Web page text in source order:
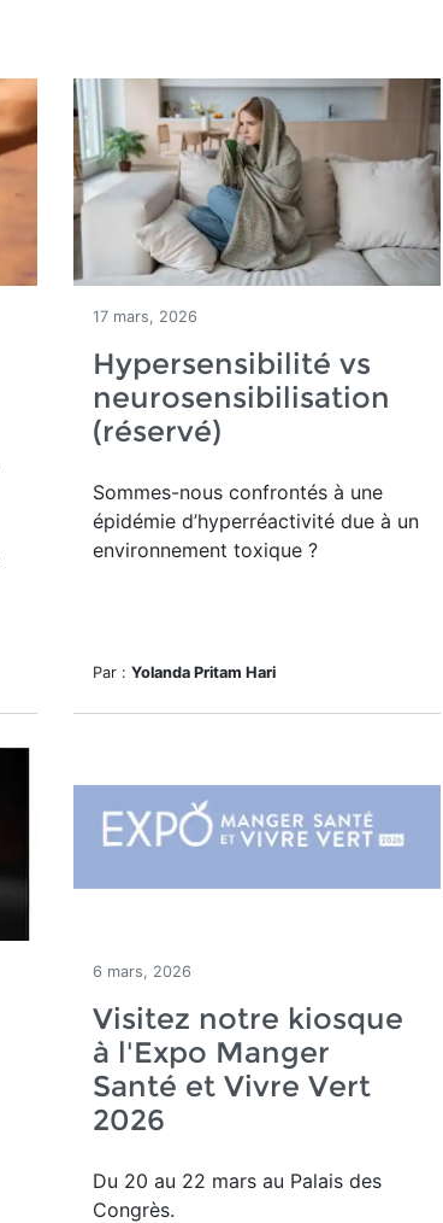
17 mars, 2026
Hypersensibilité vs
neurosensibilisation
(réservé)
Sommes-nous confrontés à une
épidémie d’hyperréactivité due à un
environnement toxique ?
Par : Yolanda Pritam Hari
6 mars, 2026
Visitez notre kiosque
à l'Expo Manger
Santé et Vivre Vert
2026
Du 20 au 22 mars au Palais des
Congrès.